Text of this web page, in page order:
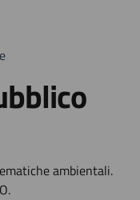
ambientali.